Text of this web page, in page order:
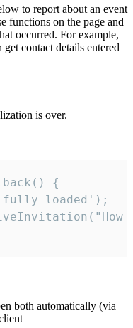
to report about an event
functions on the page and
occurred. For example,
contact details entered
is over.
{
loaded');
both automatically (via